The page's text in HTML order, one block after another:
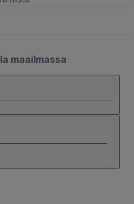
maailmassa